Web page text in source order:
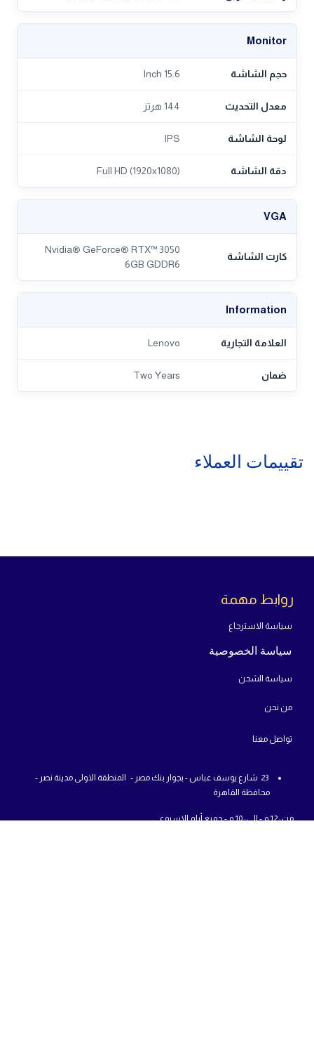
Monitor
حجم الشاشة 15.6 Inch
معدل التحديث 144 هرتز
لوحة الشاشة IPS
دقة الشاشة Full HD (1920x1080)
VGA
كارت الشاشة
Nvidia® GeForce® RTX™ 3050
6GB GDDR6
Information
العلامة التجارية Lenovo
ضمان Two Years
تقييمات العملاء
روابط مهمة
سياسة الاسترجاع
سياسة الخصوصية
سياسة الشحن
من نحن
تواص ل معنا
23 شارع يوسف عباس - بجوار بنك مصر - المنطقة الاولى مدينة نصر -
محافظة القاهرة
من : 12 م - الي : 10 م - جميع أيام الاسبوع